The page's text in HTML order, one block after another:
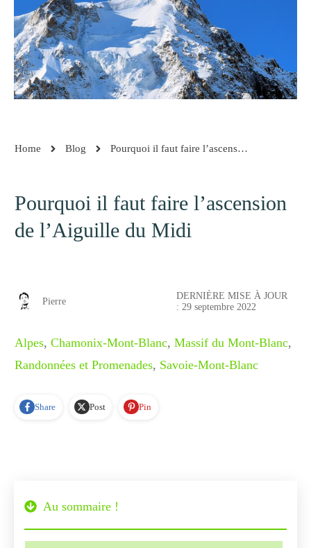
Home Blog Pourquoi il faut faire l’ascension de l’Aiguille du Midi
Pourquoi il faut faire l’ascension
de l’Aiguille du Midi
Pierre
DERNIÈRE MISE À JOUR
: 29 septembre 2022
Alpes, Chamonix-Mont-Blanc, Massif du Mont-Blanc,
Randonnées et Promenades, Savoie-Mont-Blanc
Share Post Pin
Au sommaire !